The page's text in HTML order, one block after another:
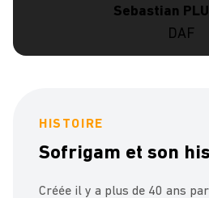
Sebastian
DAF
HISTOIRE
Sofrigam et son
Créée il y a plus de 40 ans